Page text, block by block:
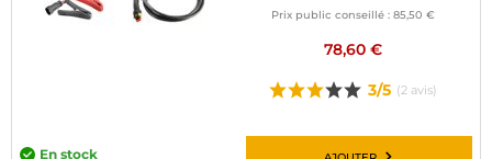
Prix public conseillé : 85,50 €
78,60 €
3/5 (2 avis)
En stock